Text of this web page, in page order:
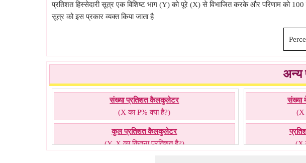
प्रतिशत हिस्सेदारी सूत्र एक विशिष्ट भाग (Y) को पूरे (X) से विभाजित करके और परिणाम को
सूत्र को इस प्रकार व्यक्त किया जाता है
अन्य
संख्या प्रतिशत कैलकुलेटर
(X का P% क्या है?)
कुल प्रतिशत कैलकुलेटर
(Y, X का कितना प्रतिशत है?)
संख्या
(X
(X